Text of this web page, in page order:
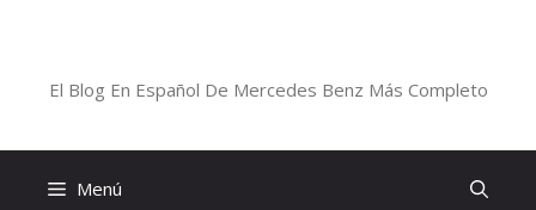
El Blog En Español De Mercedes Benz Más Completo
Menú